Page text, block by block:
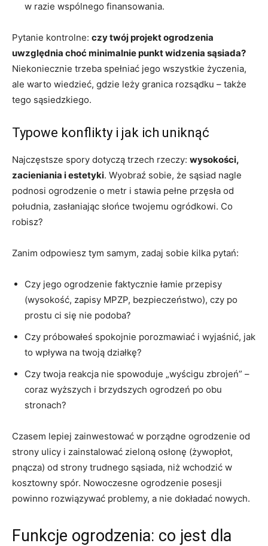
w razie wspólnego finansowania.
Pytanie kontrolne: czy twój projekt ogrodzenia
uwzględnia choć minimalnie punkt widzenia sąsiada?
Niekoniecznie trzeba spełniać jego wszystkie życzenia,
ale warto wiedzieć, gdzie leży granica rozsądku – także
tego sąsiedzkiego.
Typowe konflikty i jak ich uniknąć
Najczęstsze spory dotyczą trzech rzeczy: wysokości,
zacieniania i estetyki. Wyobraź sobie, że sąsiad nagle
podnosi ogrodzenie o metr i stawia pełne przęsła od
południa, zasłaniając słońce twojemu ogródkowi. Co
robisz?
Zanim odpowiesz tym samym, zadaj sobie kilka pytań:
Czy jego ogrodzenie faktycznie łamie przepisy
(wysokość, zapisy MPZP, bezpieczeństwo), czy po
prostu ci się nie podoba?
Czy próbowałeś spokojnie porozmawiać i wyjaśnić, jak
to wpływa na twoją działkę?
Czy twoja reakcja nie spowoduje „wyścigu zbrojeń” –
coraz wyższych i brzydszych ogrodzeń po obu
stronach?
Czasem lepiej zainwestować w porządne ogrodzenie od
strony ulicy i zainstalować zieloną osłonę (żywopłot,
pnącza) od strony trudnego sąsiada, niż wchodzić w
kosztowny spór. Nowoczesne ogrodzenie posesji
powinno rozwiązywać problemy, a nie dokładać nowych.
Funkcje ogrodzenia: co jest dla